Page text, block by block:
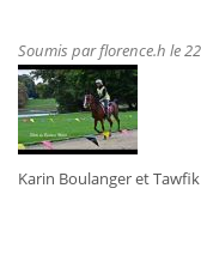
dont
Hardy
Soumis parflorence.h le
Karin Boulanger et